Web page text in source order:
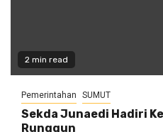
2 min read
Pemerintahan SUMUT
Sekda Junaedi Hadiri
Runggun